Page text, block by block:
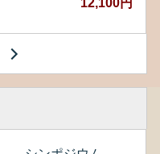
12,100円